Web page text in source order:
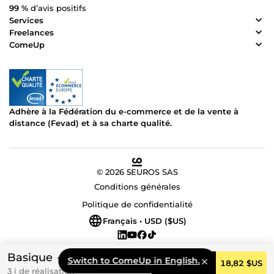
Basique
3 j de réalisation
Commander 18,82 $US
Switch to ComeUp in English.
99 % d’avis positifs
Services
Freelances
ComeUp
Adhère à la Fédération du e-commerce et de la vente à
distance (Fevad) et à sa charte qualité.
© 2026 5EUROS SAS
Conditions générales
Politique de confidentialité
Français • USD ($US)